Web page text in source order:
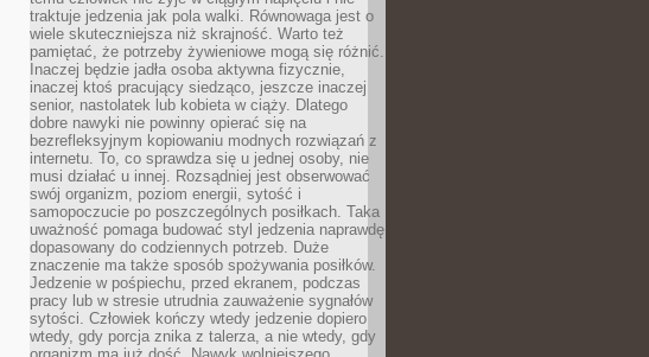
traktuje jedzenia jak pola walki. Równowaga jest o
wiele skuteczniejsza niż skrajność. Warto też
pamiętać, że potrzeby żywieniowe mogą się różnić.
Inaczej będzie jadła osoba aktywna fizycznie,
inaczej ktoś pracujący siedząco, jeszcze inaczej
senior, nastolatek lub kobieta w ciąży. Dlatego
dobre nawyki nie powinny opierać się na
bezrefleksyjnym kopiowaniu modnych rozwiązań z
internetu. To, co sprawdza się u jednej osoby, nie
musi działać u innej. Rozsądniej jest obserwować
swój organizm, poziom energii, sytość i
samopoczucie po poszczególnych posiłkach. Taka
uważność pomaga budować styl jedzenia naprawdę
dopasowany do codziennych potrzeb. Duże
znaczenie ma także sposób spożywania posiłków.
Jedzenie w pośpiechu, przed ekranem, podczas
pracy lub w stresie utrudnia zauważenie sygnałów
sytości. Człowiek kończy wtedy jedzenie dopiero
wtedy, gdy porcja znika z talerza, a nie wtedy, gdy